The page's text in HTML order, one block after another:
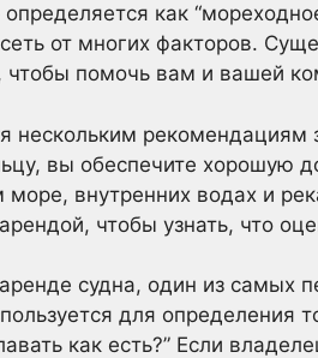
как
от многих факторов.
помочь вам и вашей
нескольким
вы обеспечите хорошую
внутренних водах и
чтобы узнать, что
судна, один из самых
для определения
как есть?” Если